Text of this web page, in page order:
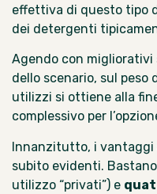
effettiva di questo tipo
dei detergenti
Agendo con
dello scenario, sul
utilizzi si ottiene alla
complessivo per
Innanzitutto, i vantaggi
subito evidenti. Bastano
utilizzo “privati”) e